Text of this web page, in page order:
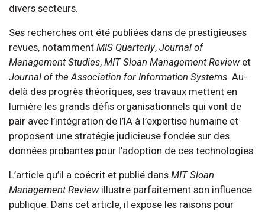
divers secteurs.
Ses recherches ont été publiées dans de prestigieuses
revues, notamment MIS Quarterly, Journal of
Management Studies, MIT Sloan Management Reviewet
Journal of the Association for Information Systems. Au-
delà des progrès théoriques, ses travaux mettent en
lumière les grands défis organisationnels qui vont de
pair avec l’intégration de l’IA à l’expertise humaine et
proposent une stratégie judicieuse fondée sur des
données probantes pour l’adoption de ces technologies.
L’article qu’il a coécrit et publié dans MIT Sloan
Management Reviewillustre parfaitement son influence
publique. Dans cet article, il expose les raisons pour